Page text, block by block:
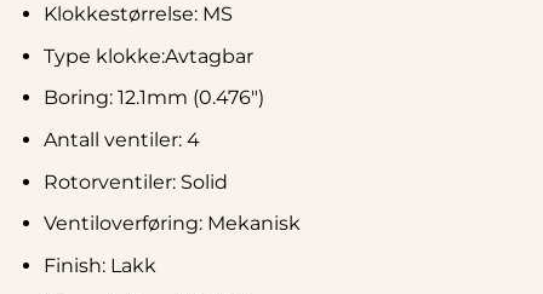
Klokkestørrelse: MS
Type klokke:Avtagbar
Boring: 12.1mm (0.476″)
Antall ventiler: 4
Rotorventiler: Solid
Ventiloverføring: Mekanisk
Finish: Lakk